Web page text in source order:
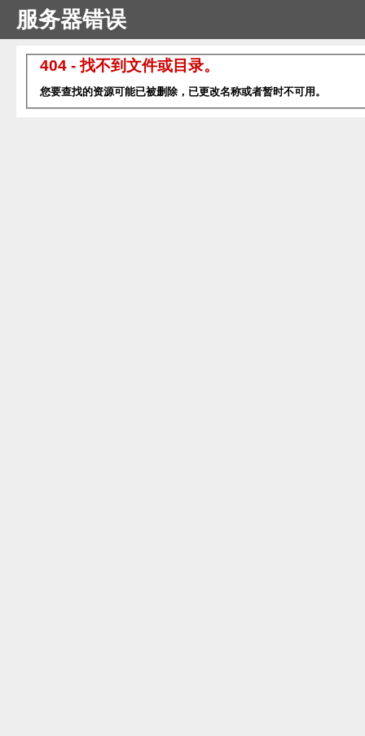
服务器错误
404 - 找不到文件或目录。
您要查找的资源可能已被删除，已更改名称或者暂时不可用。